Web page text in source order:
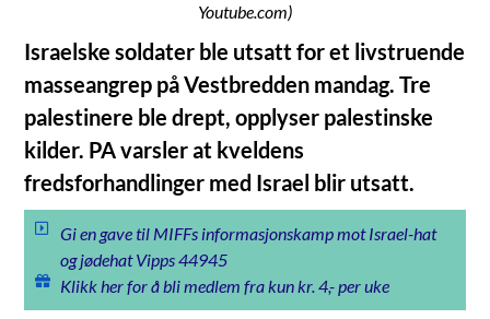
Youtube.com)
Israelske soldater ble utsatt for et livstruende
masseangrep på Vestbredden mandag. Tre
palestinere ble drept, opplyser palestinske
kilder. PA varsler at kveldens
fredsforhandlinger med Israel blir utsatt.
Gi en gave til MIFFs informasjonskamp mot Israel-hat
og jødehat Vipps 44945
Klikk her for å bli medlem fra kun kr. 4,- per uke